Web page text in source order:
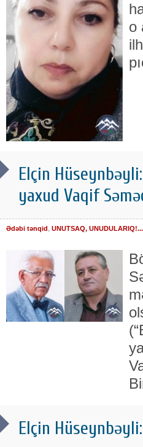
o
Elçin
yaxud Vaqif
Ədəbi tənqid, UNUTSAQ,
Elçin